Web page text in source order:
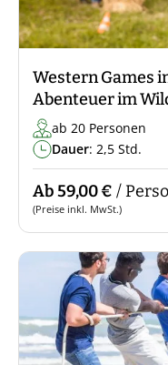
Western Games
Abenteuer im
ab 20 Personen
Dauer: 2,5 Std.
Ab 59,00 € /
(Preise inkl. MwSt.)